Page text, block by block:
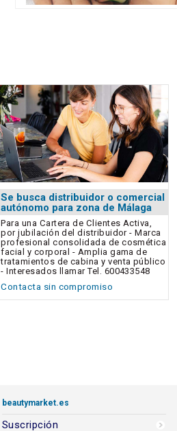
Se busca distribuidor o comercial
autónomo para zona de Málaga
Para una Cartera de Clientes Activa,
por jubilación del distribuidor - Marca
profesional consolidada de cosmética
facial y corporal - Amplia gama de
tratamientos de cabina y venta público
- Interesados llamar Tel. 600433548
Contacta sin compromiso
beautymarket.es
Suscripción